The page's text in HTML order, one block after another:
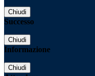
Chiudi
Successo
Chiudi
Informazione
Chiudi